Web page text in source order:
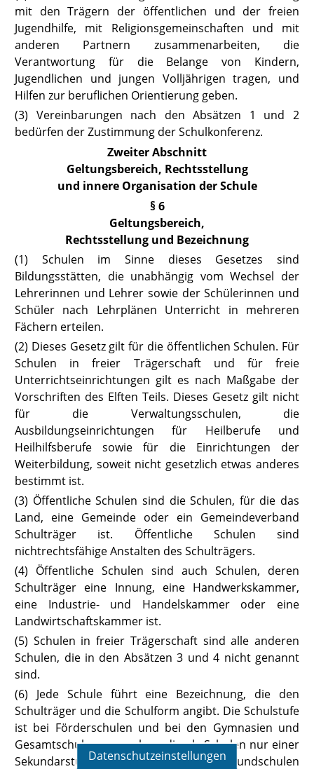
Datenschutzeinstellungen
mit den Trägern der öffentlichen und der freien
Jugendhilfe, mit Religionsgemeinschaften und mit
anderen Partnern zusammenarbeiten, die
Verantwortung für die Belange von Kindern,
Jugendlichen und jungen Volljährigen tragen, und
Hilfen zur beruflichen Orientierung geben.
(3) Vereinbarungen nach den Absätzen 1 und 2
bedürfen der Zustimmung der Schulkonferenz.
Zweiter Abschnitt
Geltungsbereich, Rechtsstellung
und innere Organisation der Schule
§ 6
Geltungsbereich,
Rechtsstellung und Bezeichnung
(1) Schulen im Sinne dieses Gesetzes sind
Bildungsstätten, die unabhängig vom Wechsel der
Lehrerinnen und Lehrer sowie der Schülerinnen und
Schüler nach Lehrplänen Unterricht in mehreren
Fächern erteilen.
(2) Dieses Gesetz gilt für die öffentlichen Schulen. Für
Schulen in freier Trägerschaft und für freie
Unterrichtseinrichtungen gilt es nach Maßgabe der
Vorschriften des Elften Teils. Dieses Gesetz gilt nicht
für die Verwaltungsschulen, die
Ausbildungseinrichtungen für Heilberufe und
Heilhilfsberufe sowie für die Einrichtungen der
Weiterbildung, soweit nicht gesetzlich etwas anderes
bestimmt ist.
(3) Öffentliche Schulen sind die Schulen, für die das
Land, eine Gemeinde oder ein Gemeindeverband
Schulträger ist. Öffentliche Schulen sind
nichtrechtsfähige Anstalten des Schulträgers.
(4) Öffentliche Schulen sind auch Schulen, deren
Schulträger eine Innung, eine Handwerkskammer,
eine Industrie- und Handelskammer oder eine
Landwirtschaftskammer ist.
(5) Schulen in freier Trägerschaft sind alle anderen
Schulen, die in den Absätzen 3 und 4 nicht genannt
sind.
(6) Jede Schule führt eine Bezeichnung, die den
Schulträger und die Schulform angibt. Die Schulstufe
ist bei Förderschulen und bei den Gymnasien und
Gesamtschulen anzugeben, die als Schulen nur einer
Sekundarstufe geführt werden. Bei Grundschulen